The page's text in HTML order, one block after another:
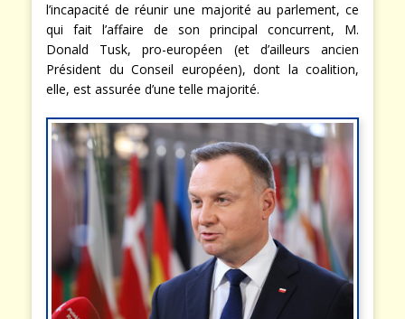
l’incapacité de réunir une majorité au parlement, ce
qui fait l’affaire de son principal concurrent, M.
Donald Tusk, pro-européen (et d’ailleurs ancien
Président du Conseil européen), dont la coalition,
elle, est assurée d’une telle majorité.